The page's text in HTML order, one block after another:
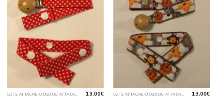
LOTS ATTACHE-DOUDOU ATTACHE-SUCETTE 13,00€ LOTS ATTACHE-DOUDOU ATTACHE-SUCETTE 13,00€